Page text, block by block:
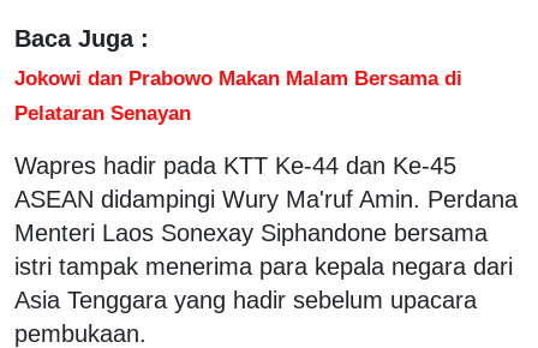
Baca Juga :
Jokowi dan Prabowo Makan Malam Bersama di
Pelataran Senayan
Wapres hadir pada KTT Ke-44 dan Ke-45
ASEAN didampingi Wury Ma'ruf Amin. Perdana
Menteri Laos Sonexay Siphandone bersama
istri tampak menerima para kepala negara dari
Asia Tenggara yang hadir sebelum upacara
pembukaan.